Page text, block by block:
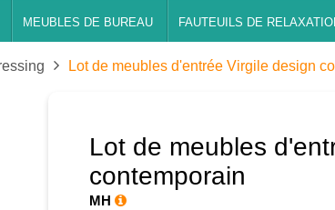
MEUBLES DE BUREAU FAUTEUILS DE
Lot de meubles d'entrée Virgile design
Lot de meubles
contemporain
MH